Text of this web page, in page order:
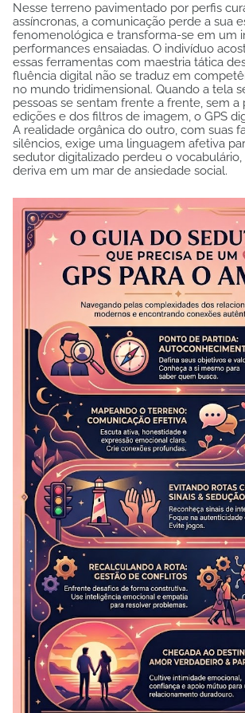
Nesse terreno pavimentado por perfis
assíncronas, a comunicação perde a sua
fenomenológica e transforma-se em um
performances ensaiadas. O indivíduo
essas ferramentas com maestria tática
fluência digital não se traduz em
no mundo tridimensional. Quando a tela
pessoas se sentam frente a frente, sem a
edições e dos filtros de imagem, o GPS
A realidade orgânica do outro, com suas
silêncios, exige uma linguagem afetiva
sedutor digitalizado perdeu o
deriva em um mar de ansiedade social.